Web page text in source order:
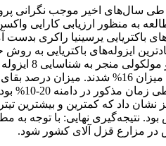
سال‌های اخیر موجب نگرانی
به منظور ارزیابی کارایی
باکتریایی یرسینیا راکری
نتیجه‌گیری نهایی:‌ ‌با توجه
در مزارع قزل آلای کشور شود.